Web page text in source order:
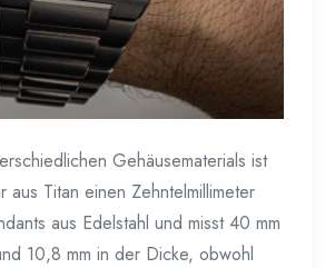
Gehäusematerials ist
Titan einen Zehntelmillimeter
aus Edelstahl und misst 40 mm
10,8 mm in der Dicke, obwohl